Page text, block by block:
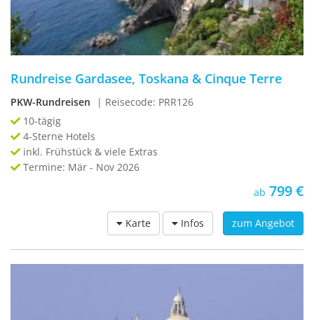
Rundreise Gardasee, Toskana & Cinque Terre
PKW-Rundreisen
| Reisecode: PRR126
10-tägig
4-Sterne Hotels
inkl. Frühstück & viele Extras
Termine: Mär - Nov 2026
ab 799 €
Karte Infos zum Angebot